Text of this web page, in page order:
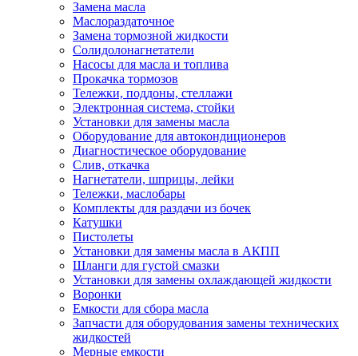
Замена масла
Маслораздаточное
Замена тормозной жидкости
Солидолонагнетатели
Насосы для масла и топлива
Прокачка тормозов
Тележки, поддоны, стеллажи
Электронная система, стойки
Установки для замены масла
Оборудование для автокондиционеров
Диагностическое оборудование
Слив, откачка
Нагнетатели, шприцы, лейки
Тележки, маслобары
Комплекты для раздачи из бочек
Катушки
Пистолеты
Установки для замены масла в АКПП
Шланги для густой смазки
Установки для замены охлаждающей жидкости
Воронки
Емкости для сбора масла
Запчасти для оборудования замены технических
жидкостей
Мерные емкости